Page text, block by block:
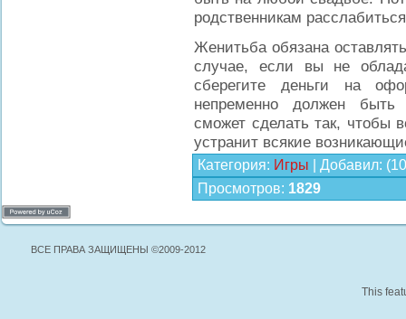
родственникам
Женитьба обязана
случае, если вы не
сберегите деньги на
непременно должен быть
сможет сделать так, чтобы
устранит всякие
Категория: Игры Добавил:
Просмотров: 1829
ВСЕ ПРАВА ЗАЩИЩЕНЫ ©2009-2012
This